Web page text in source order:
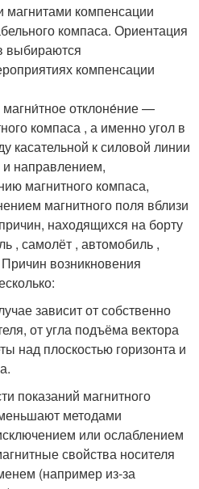
магнитами компенсации
компаса. Ориентация
выбираются
компенсации
отклоне́ние —
компаса , а именно угол в
касательной к силовой линии
и направлением,
магнитного компаса,
магнитного поля вблизи
находящихся на борту
, самолёт , автомобиль ,
возникновения
зависит от собственно
от угла подъёма вектора
над плоскостью горизонта и
показаний магнитного
методами
или ослаблением
свойства носителя
(например из-за